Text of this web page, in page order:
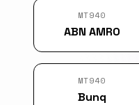
MT940
ABN AMRO
MT940
Bunq